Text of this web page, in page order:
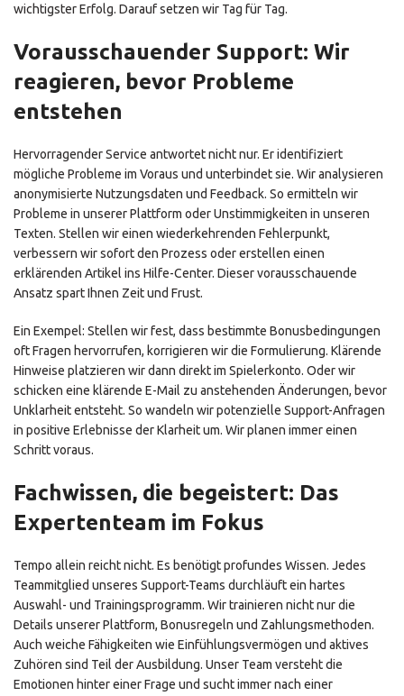
wichtigster Erfolg. Darauf setzen wir Tag für Tag.
Vorausschauender Support: Wir
reagieren, bevor Probleme
entstehen
Hervorragender Service antwortet nicht nur. Er identifiziert
mögliche Probleme im Voraus und unterbindet sie. Wir analysieren
anonymisierte Nutzungsdaten und Feedback. So ermitteln wir
Probleme in unserer Plattform oder Unstimmigkeiten in unseren
Texten. Stellen wir einen wiederkehrenden Fehlerpunkt,
verbessern wir sofort den Prozess oder erstellen einen
erklärenden Artikel ins Hilfe-Center. Dieser vorausschauende
Ansatz spart Ihnen Zeit und Frust.
Ein Exempel: Stellen wir fest, dass bestimmte Bonusbedingungen
oft Fragen hervorrufen, korrigieren wir die Formulierung. Klärende
Hinweise platzieren wir dann direkt im Spielerkonto. Oder wir
schicken eine klärende E-Mail zu anstehenden Änderungen, bevor
Unklarheit entsteht. So wandeln wir potenzielle Support-Anfragen
in positive Erlebnisse der Klarheit um. Wir planen immer einen
Schritt voraus.
Fachwissen, die begeistert: Das
Expertenteam im Fokus
Tempo allein reicht nicht. Es benötigt profundes Wissen. Jedes
Teammitglied unseres Support-Teams durchläuft ein hartes
Auswahl- und Trainingsprogramm. Wir trainieren nicht nur die
Details unserer Plattform, Bonusregeln und Zahlungsmethoden.
Auch weiche Fähigkeiten wie Einfühlungsvermögen und aktives
Zuhören sind Teil der Ausbildung. Unser Team versteht die
Emotionen hinter einer Frage und sucht immer nach einer